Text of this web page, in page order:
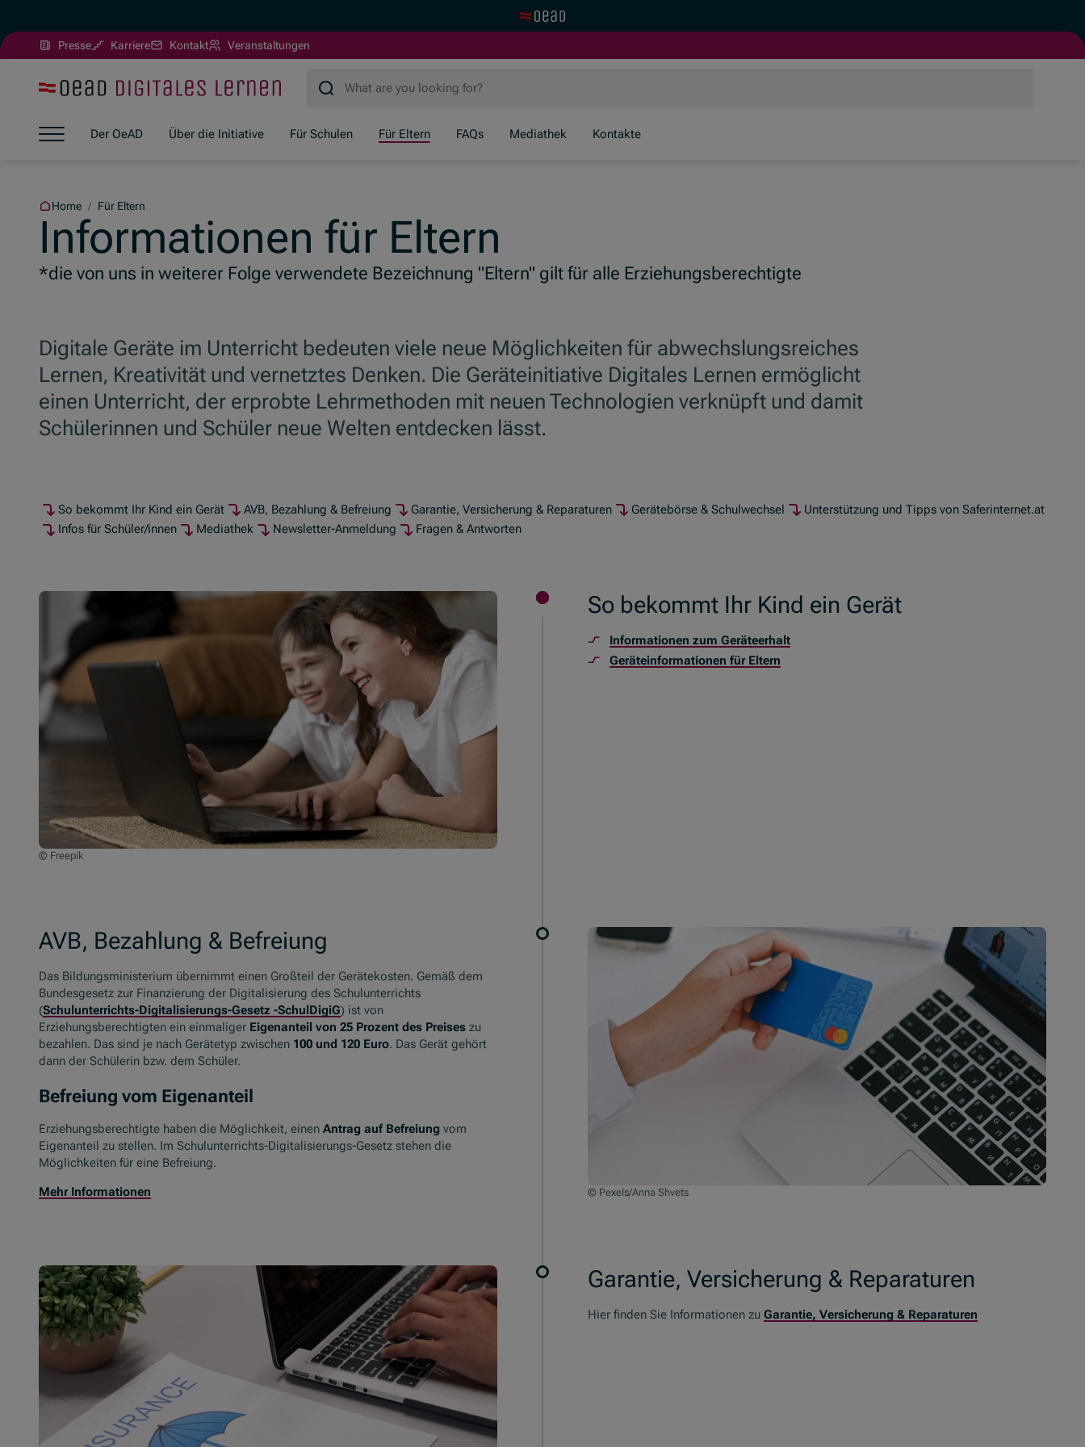
Presse Karriere(Opens in new window)
Kontakt Veranstaltungen
Der OeAD
Über die Initiative Für Schulen Für Eltern FAQs Mediathek Kontakte
Home / Für Eltern
Informationen für Eltern
*die von uns in weiterer Folge verwendete Bezeichnung "Eltern" gilt für alle Erziehungsberechtigte
Digitale Geräte im Unterricht bedeuten viele neue Möglichkeiten für abwechslungsreiches
Lernen, Kreativität und vernetztes Denken. Die Geräteinitiative Digitales Lernen ermöglicht
einen Unterricht, der erprobte Lehrmethoden mit neuen Technologien verknüpft und damit
Schülerinnen und Schüler neue Welten entdecken lässt.
So bekommt Ihr Kind ein Gerät AVB, Bezahlung & Befreiung Garantie, Versicherung & Reparaturen Gerätebörse & Schulwechsel
Unterstützung und Tipps von Saferinternet.at
Infos für Schüler/innen
Mediathek Newsletter-Anmeldung Fragen & Antworten
© Freepik
So bekommt Ihr Kind ein Gerät
Informationen zum Geräteerhalt
Geräteinformationen für Eltern
© Pexels/Anna Shvets
AVB, Bezahlung & Befreiung
Das Bildungsministerium übernimmt einen Großteil der Gerätekosten. Gemäß dem
Bundesgesetz zur Finanzierung der Digitalisierung des Schulunterrichts
(Schulunterrichts-Digitalisierungs-Gesetz -SchulDigiG) ist von
Erziehungsberechtigten ein einmaliger Eigenanteil von 25 Prozent des Preises zu
bezahlen. Das sind je nach Gerätetyp zwischen 100 und 120 Euro. Das Gerät gehört
dann der Schülerin bzw. dem Schüler.
Befreiung vom Eigenanteil
Erziehungsberechtigte haben die Möglichkeit, einen Antrag auf Befreiung vom
Eigenanteil zu stellen. Im Schulunterrichts-Digitalisierungs-Gesetz stehen die
Möglichkeiten für eine Befreiung.
Mehr Informationen
Garantie, Versicherung & Reparaturen
Hier finden Sie Informationen zu Garantie, Versicherung & Reparaturen